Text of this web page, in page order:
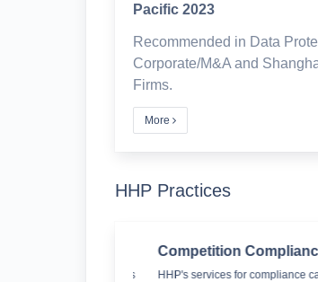
Pacific 2023
Recommended in Data
Corporate/M&A and
Firms.
More
HHP Practices
Competition Compliance
HHP's services for compliance